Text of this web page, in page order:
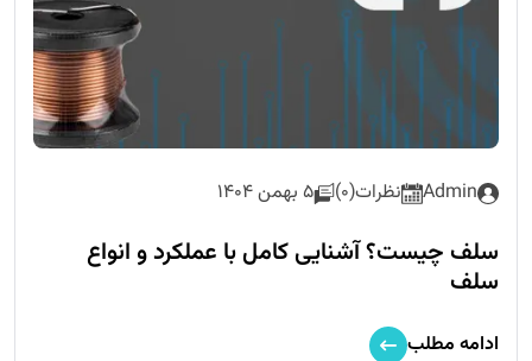
Admin نظرات(0) 5 بهمن 1404
سلف چیست؟ آشنایی کامل با عملکرد و انواع
سلف
ادامه مطلب